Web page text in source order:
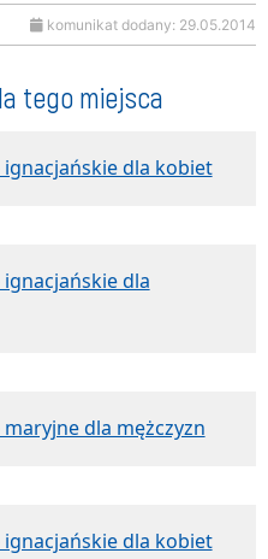
komunikat dodany: 29.05.2014
tego miejsca
dla kobiet
dla
dla mężczyzn
dla kobiet